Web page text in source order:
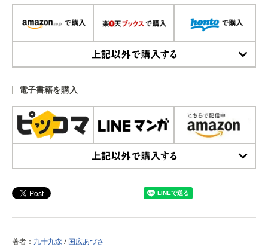
電子書籍を購入
著者： 九十九森 / 国広あづさ